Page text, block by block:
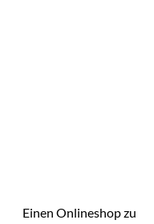
Einen Onlineshop zu